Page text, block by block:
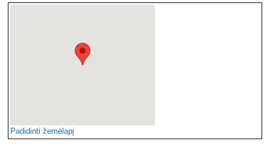
Padidinti žemėlapį